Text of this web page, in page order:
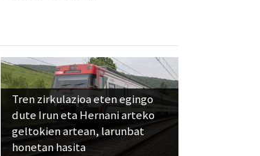
Tren zirkulazioa eten egingo
dute Irun eta Hernani arteko
geltokien artean, larunbat
honetan hasita